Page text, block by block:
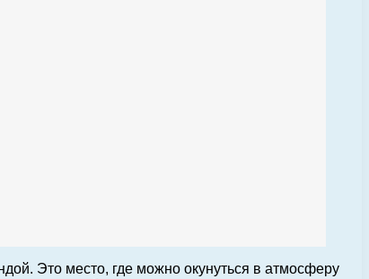
Это место, где можно окунуться в атмосферу